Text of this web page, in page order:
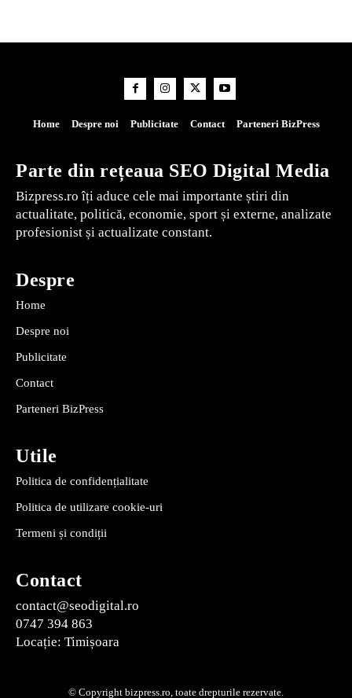
Home Despre noi Publicitate Contact Parteneri BizPress
Parte din rețeaua SEO Digital Media
Bizpress.ro îți aduce cele mai importante știri din
actualitate, politică, economie, sport și externe, analizate
profesionist și actualizate constant.
Despre
Home
Despre noi
Publicitate
Contact
Parteneri BizPress
Utile
Politica de confidențialitate
Politica de utilizare cookie-uri
Termeni și condiții
Contact
contact@seodigital.ro
0747 394 863
Locație: Timișoara
© Copyright bizpress.ro, toate drepturile rezervate.